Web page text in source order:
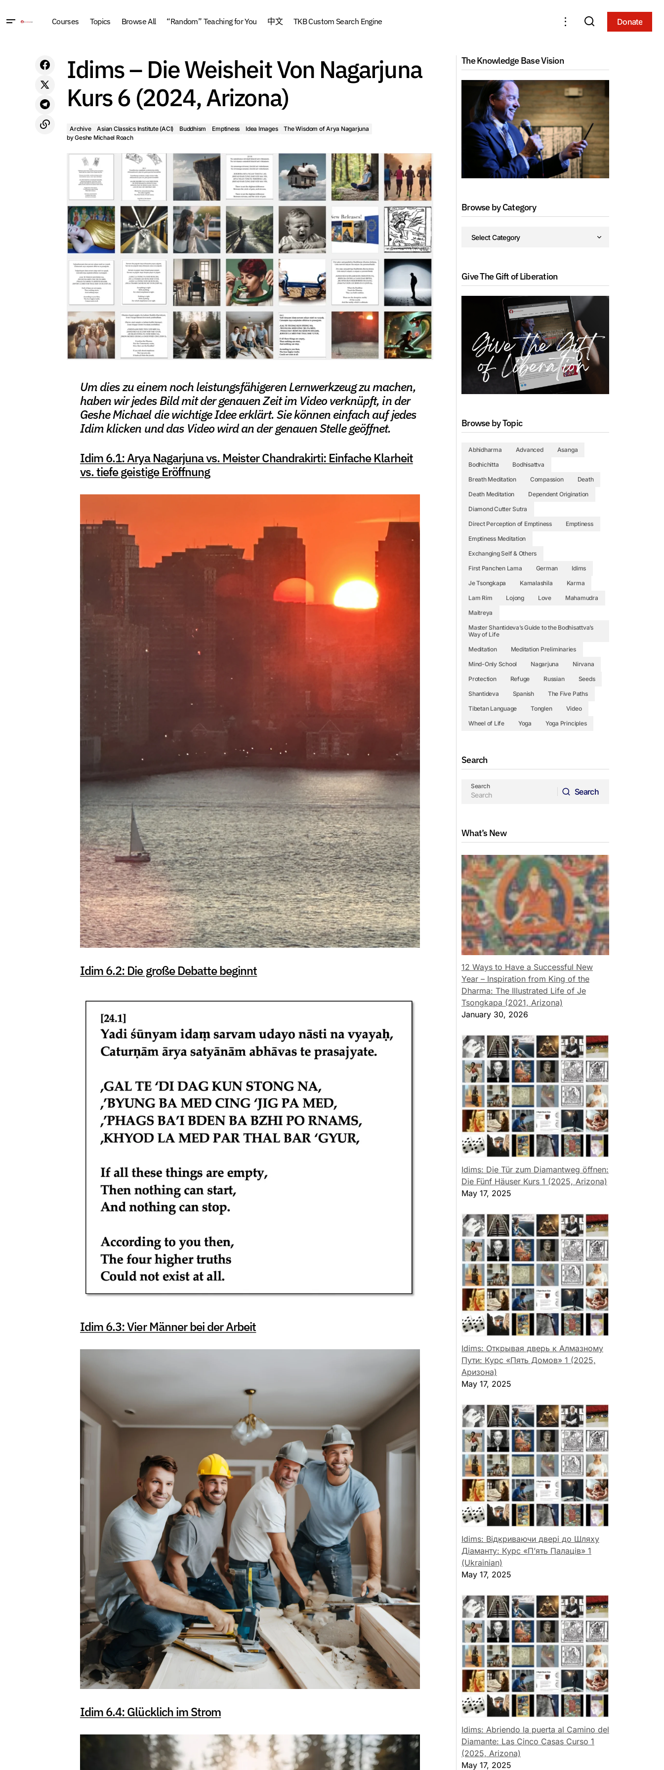
Courses Topics Browse All “Random” Teaching for You 中文 TKB Custom Search Engine
Donate
of Buddhism (1993, New York)
Idea Images
The Wisdom of Arya Nagarjuna
Idims – Die Weisheit Von Nagarjuna
Kurs 6 (2024, Arizona)
Teachings of Buddhism (2019, Arizona)
Idims – Die Weisheit Von Nagarjuna
Kurs 6 (2024, Arizona)
Archive Asian Classics Institute (ACI) Buddhism Emptiness Idea Images
The Wisdom of Arya Nagarjuna
byGeshe Michael Roach
Um dies zu einem noch leistungsfähigeren Lernwerkzeug zu machen,
haben wir jedes Bild mit der genauen Zeit im Video verknüpft, in der
Geshe Michael die wichtige Idee erklärt. Sie können einfach auf jedes
Idim klicken und das Video wird an der genauen Stelle geöffnet.
Idim 6.1: Arya Nagarjuna vs. Meister Chandrakirti: Einfache Klarheit
vs. tiefe geistige Eröffnung
Idim 6.2: Die große Debatte beginnt
Idim 6.3: Vier Männer bei der Arbeit
Idim 6.4: Glücklich im Strom
The Knowledge Base Vision
Browse by Category
Give The Gift of Liberation
Browse by Topic
Abhidharma Advanced
Asanga
Bodhichitta
Bodhisattva
Breath Meditation
Compassion
Death
Death Meditation
Dependent Origination
Diamond Cutter Sutra
Direct Perception of Emptiness
Emptiness
Emptiness Meditation
Exchanging Self & Others
First Panchen Lama
German
Idims
Je Tsongkapa
Kamalashila
Karma
Lam Rim
Lojong Love
Mahamudra
Maitreya
Master Shantideva’s Guide to the Bodhisattva’s
Way of Life
Meditation
Meditation Preliminaries
Mind-Only School
Nagarjuna
Nirvana
Protection
Refuge Russian
Seeds
Shantideva
Spanish
The Five Paths
Tibetan Language
Tonglen
Video
Wheel of Life
Yoga Yoga Principles
Search
Search
Search
What’s New
12 Ways to Have a Successful New
Year – Inspiration from King of the
Dharma: The Illustrated Life of Je
Tsongkapa (2021, Arizona)
January 30, 2026
Idims: Die Tür zum Diamantweg öffnen:
Die Fünf Häuser Kurs 1 (2025, Arizona)
May 17, 2025
Idims: Открывая дверь к Алмазному
Пути: Курс «Пять Домов» 1 (2025,
Аризона)
May 17, 2025
Idims: Відкриваючи двері до Шляху
Діаманту: Курс «П’ять Палаців» 1
(Ukrainian)
May 17, 2025
Idims: Abriendo la puerta al Camino del
Diamante: Las Cinco Casas Curso 1
(2025, Arizona)
May 17, 2025